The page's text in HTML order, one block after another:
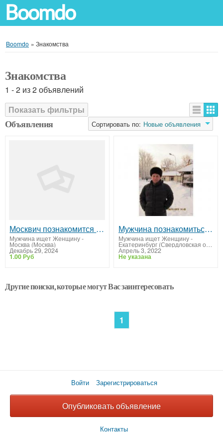
Boomdo
Boomdo » Знакомства
Знакомства
1 - 2 из 2 объявлений
Показать фильтры
Сортировать по: Новые объявления
Объявления
Москвич познакомится для постоянных отношений, ищу семью
Мужчина ищет Женщину-
Москва (Москва)
Декабрь 29, 2024
1.00 Руб
Мужчина познакомиться с женщиной девушкой
Мужчина ищет Женщину-
Екатеринбург (Свердловская область)
Апрель 3, 2022
Не указана
Другие поиски, которые могут Вас заинтересовать
1
Войти Зарегистрироваться
Опубликовать объявление
Контакты